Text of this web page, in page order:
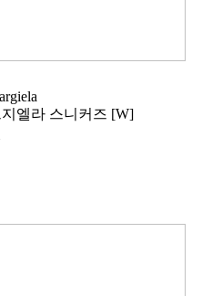
엘라 스니커즈 [W]